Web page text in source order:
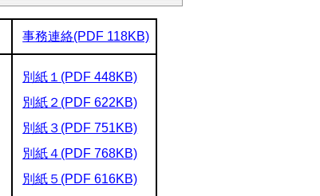
事務連絡(PDF 118KB)
別紙１(PDF 448KB)
別紙２(PDF 622KB)
別紙３(PDF 751KB)
別紙４(PDF 768KB)
別紙５(PDF 616KB)